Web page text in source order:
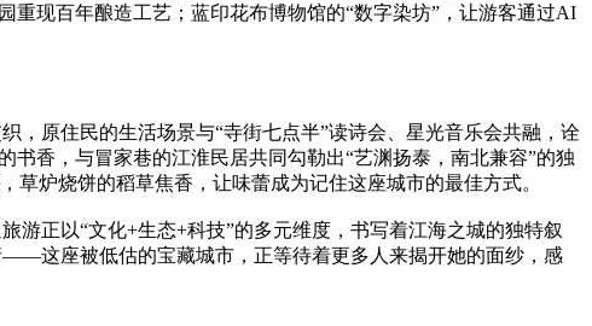
重现百年酿造工艺；蓝印花布博物馆的“数字染坊”，让游客通过AI
，原住民的生活场景与“寺街七点半”读诗会、星光音乐会共融，诠
香，与冒家巷的江淮民居共同勾勒出“艺渊扬泰，南北兼容”的独
炉烧饼的稻草焦香，让味蕾成为记住这座城市的最佳方式。
游正以“文化+生态+科技”的多元维度，书写着江海之城的独特叙
这座被低估的宝藏城市，正等待着更多人来揭开她的面纱，感